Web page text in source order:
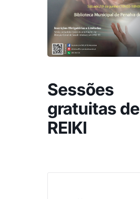
Sessões
gratuitas de
REIKI